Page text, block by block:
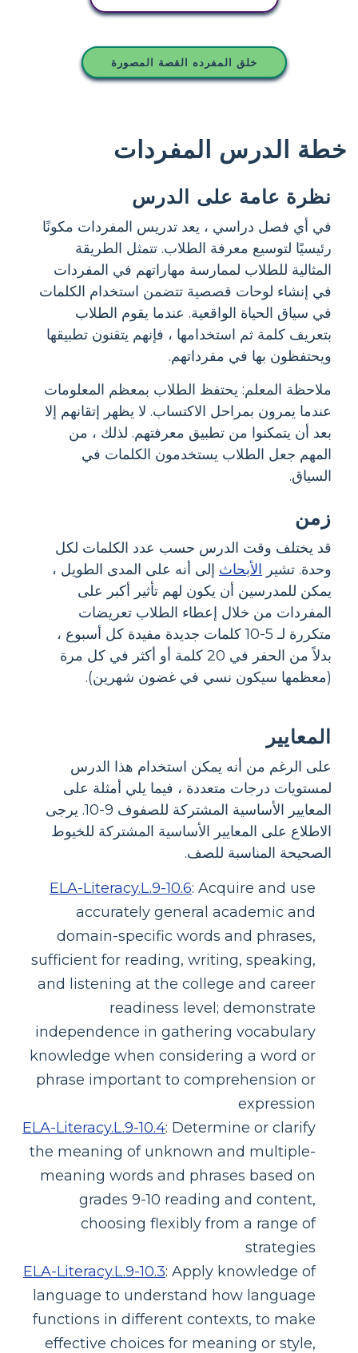
خلق المفرده القصة المصورة
خطة الدرس المفردات
نظرة عامة على الدرس
في أي فصل دراسي ، يعد تدريس المفردات مكونًا
رئيسيًا لتوسيع معرفة الطلاب. تتمثل الطريقة
المثالية للطلاب لممارسة مهاراتهم في المفردات
في إنشاء لوحات قصصية تتضمن استخدام الكلمات
في سياق الحياة الواقعية. عندما يقوم الطلاب
بتعريف كلمة ثم استخدامها ، فإنهم يتقنون تطبيقها
ويحتفظون بها في مفرداتهم.
ملاحظة المعلم: يحتفظ الطلاب بمعظم المعلومات
عندما يمرون بمراحل الاكتساب. لا يظهر إتقانهم إلا
بعد أن يتمكنوا من تطبيق معرفتهم. لذلك ، من
المهم جعل الطلاب يستخدمون الكلمات في
السياق.
زمن
قد يختلف وقت الدرس حسب عدد الكلمات لكل
وحدة. تشير الأبحاث إلى أنه على المدى الطويل ،
يمكن للمدرسين أن يكون لهم تأثير أكبر على
المفردات من خلال إعطاء الطلاب تعريضات
متكررة لـ 5-10 كلمات جديدة مفيدة كل أسبوع ،
بدلاً من الحفر في 20 كلمة أو أكثر في كل مرة
(معظمها سيكون نسي في غضون شهرين).
المعايير
على الرغم من أنه يمكن استخدام هذا الدرس
لمستويات درجات متعددة ، فيما يلي أمثلة على
المعايير الأساسية المشتركة للصفوف 9-10. يرجى
الاطلاع على المعايير الأساسية المشتركة للخيوط
الصحيحة المناسبة للصف.
ELA-Literacy.L.9-10.6: Acquire and use
accurately general academic and
domain-specific words and phrases,
sufficient for reading, writing, speaking,
and listening at the college and career
readiness level; demonstrate
independence in gathering vocabulary
knowledge when considering a word or
phrase important to comprehension or
expression
ELA-Literacy.L.9-10.4: Determine or clarify
the meaning of unknown and multiple-
meaning words and phrases based on
grades 9-10 reading and content,
choosing flexibly from a range of
strategies
ELA-Literacy.L.9-10.3: Apply knowledge of
language to understand how language
functions in different contexts, to make
effective choices for meaning or style,